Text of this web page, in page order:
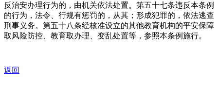
反治安办理行为的，由机关依法处置。第五十七条违反本条例
的行为，法令、行规有惩罚的，从其；形成犯罪的，依法逃查
刑事义务。第五十八条经核准设立的其他教育机构的平安保障
取风险防控、教育取办理、变乱处置等，参照本条例施行。
返回